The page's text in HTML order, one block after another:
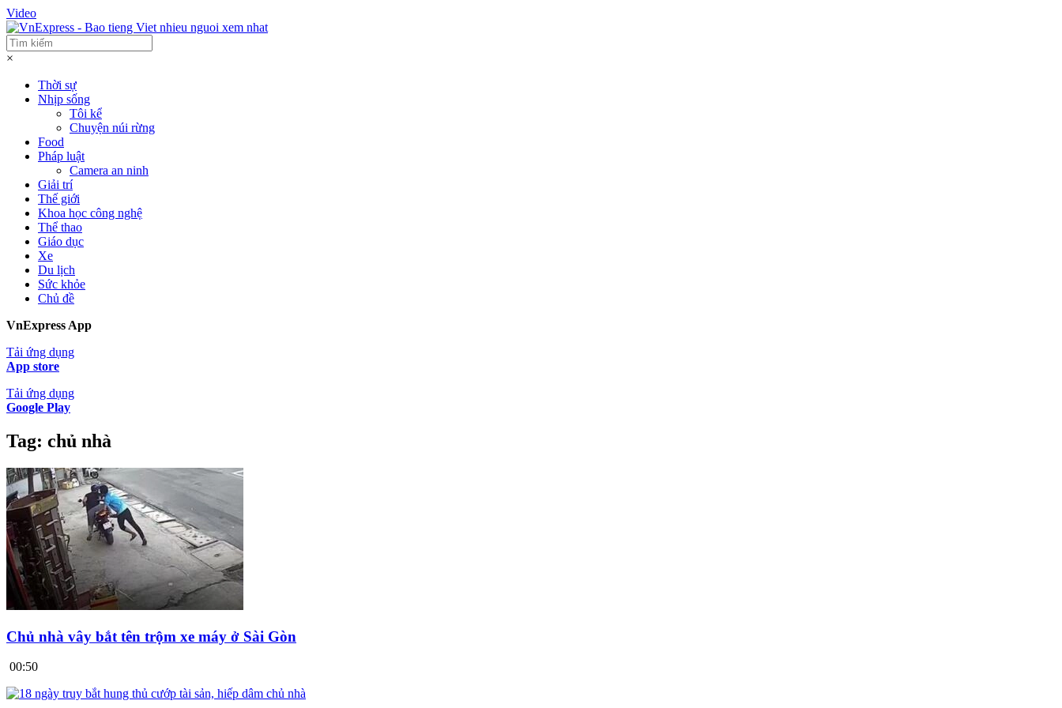
Video
×
Thời sự
Nhịp sống
Tôi kể
Chuyện núi rừng
Food
Pháp luật
Camera an ninh
Giải trí
Thế giới
Khoa học công nghệ
Thể thao
Giáo dục
Xe
Du lịch
Sức khỏe
Chủ đề
VnExpress App
Tải ứng dụng
App store
Tải ứng dụng
Google Play
Tag: chủ nhà
Chủ nhà vây bắt tên trộm xe máy ở Sài Gòn
00:50